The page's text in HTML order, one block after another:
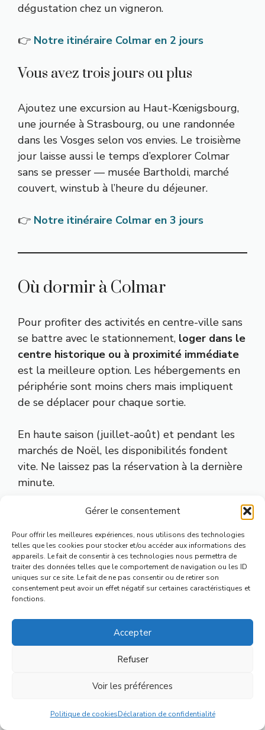
Gérer le consentement
Pour offrir les meilleures expériences, nous utilisons des technologies
telles que les cookies pour stocker et/ou accéder aux informations des
appareils. Le fait de consentir à ces technologies nous permettra de
traiter des données telles que le comportement de navigation ou les ID
uniques sur ce site. Le fait de ne pas consentir ou de retirer son
consentement peut avoir un effet négatif sur certaines caractéristiques et
fonctions.
Accepter
Refuser
Voir les préférences
Politique de cookiesDéclaration de confidentialité
dégustation chez un vigneron.
👉 Notre itinéraire Colmar en 2 jours
Vous avez trois jours ou plus
Ajoutez une excursion au Haut-Kœnigsbourg,
une journée à Strasbourg, ou une randonnée
dans les Vosges selon vos envies. Le troisième
jour laisse aussi le temps d’explorer Colmar
sans se presser — musée Bartholdi, marché
couvert, winstub à l’heure du déjeuner.
👉 Notre itinéraire Colmar en 3 jours
Où dormir à Colmar
Pour profiter des activités en centre-ville sans
se battre avec le stationnement, loger dans le
centre historique ou à proximité immédiate
est la meilleure option. Les hébergements en
périphérie sont moins chers mais impliquent
de se déplacer pour chaque sortie.
En haute saison (juillet-août) et pendant les
marchés de Noël, les disponibilités fondent
vite. Ne laissez pas la réservation à la dernière
minute.
Trouver un hébergement à Colmar
Dormir dans le centre historique de Colmar
🏨 Comparez les disponibilités et les prix pour
votre période de séjour.
FAQ — Activités à Colmar
Quelles sont les activités gratuites à